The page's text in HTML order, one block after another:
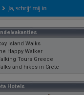
Island Walks
Happy Walker
Tours Greece
and hikes in Crete
Hotels